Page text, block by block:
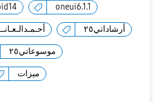
oneui6.1.1
أرشاداتي٢٥
موسوعاتي٢٥
ميزات